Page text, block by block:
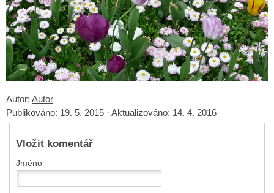
Autor: Autor
Publikováno: 19. 5. 2015 · Aktualizováno: 14. 4. 2016
Vložit komentář
Jméno